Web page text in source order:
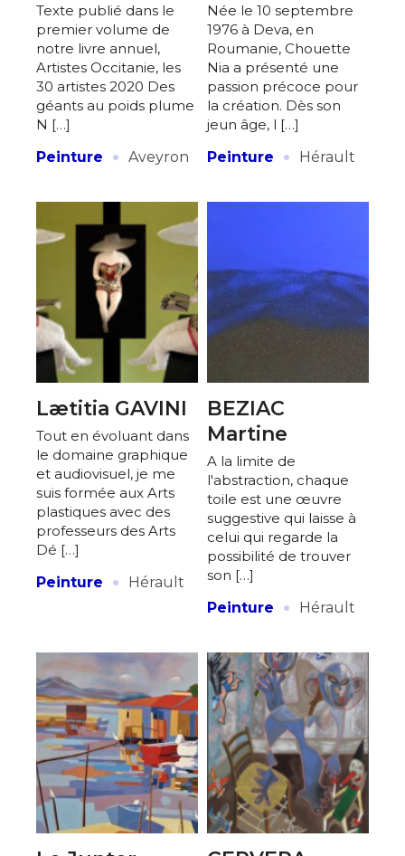
Texte publié dans le
premier volume de
notre livre annuel,
Artistes Occitanie, les
30 artistes 2020 Des
géants au poids plume
N […]
Peinture
· Aveyron
Née le 10 septembre
1976 à Deva, en
Roumanie, Chouette
Nia a présenté une
passion précoce pour
la création. Dès son
jeun âge, l […]
Peinture
· Hérault
Lætitia GAVINI
Tout en évoluant dans
le domaine graphique
et audiovisuel, je me
suis formée aux Arts
plastiques avec des
professeurs des Arts
Dé […]
Peinture
· Hérault
BEZIAC
Martine
A la limite de
l'abstraction, chaque
toile est une œuvre
suggestive qui laisse à
celui qui regarde la
possibilité de trouver
son […]
Peinture
· Hérault